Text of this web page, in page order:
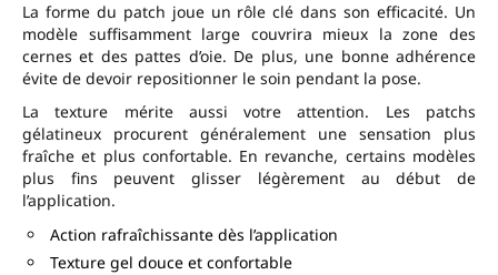
La forme du patch joue un rôle clé dans son efficacité. Un
modèle suffisamment large couvrira mieux la zone des
cernes et des pattes d’oie. De plus, une bonne adhérence
évite de devoir repositionner le soin pendant la pose.
La texture mérite aussi votre attention. Les patchs
gélatineux procurent généralement une sensation plus
fraîche et plus confortable. En revanche, certains modèles
plus fins peuvent glisser légèrement au début de
l’application.
Action rafraîchissante dès l’application
Texture gel douce et confortable